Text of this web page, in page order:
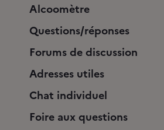
Alcoomètre
Questions/réponses
Forums de discussion
Adresses utiles
Chat individuel
Foire aux questions